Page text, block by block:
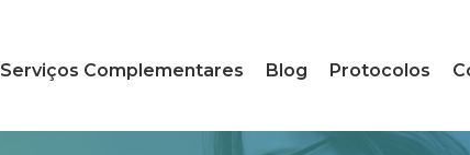
Serviços Complementares Blog Protocolos